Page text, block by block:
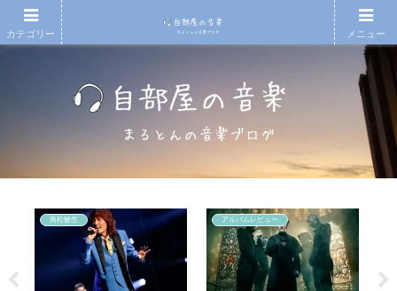
角松敏生 アルバムレビュー
カテゴリー メニュー